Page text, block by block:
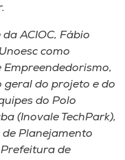
ACIOC, Fábio
como
geral do projeto e do
do Polo
(Inovale TechPark),
Planejamento
de